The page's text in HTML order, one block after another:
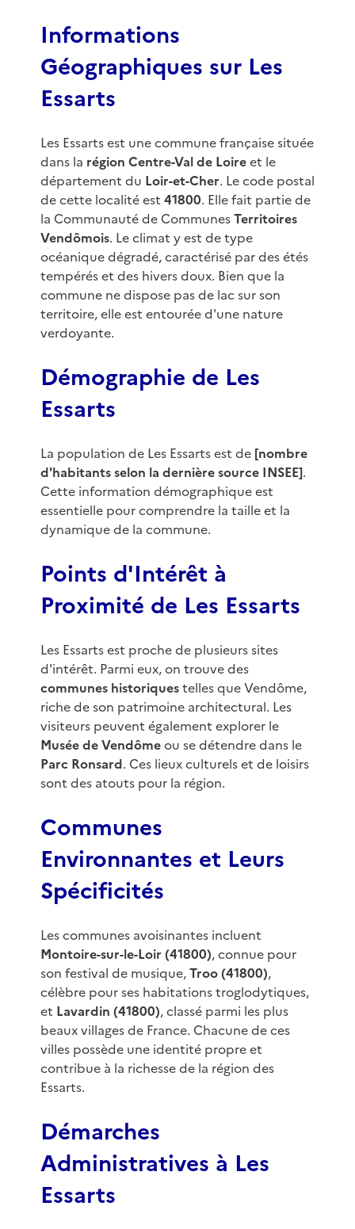
Informations
Géographiques sur Les
Essarts
Les Essarts est une commune française située
dans la région Centre-Val de Loireet le
département du Loir-et-Cher. Le code postal
de cette localité est 41800. Elle fait partie de
la Communauté de CommunesTerritoires
Vendômois. Le climat y est de type
océanique dégradé, caractérisé par des étés
tempérés et des hivers doux. Bien que la
commune ne dispose pas de lac sur son
territoire, elle est entourée d'une nature
verdoyante.
Démographie de Les
Essarts
La population de Les Essarts est de [nombre
d'habitants selon la dernière source INSEE].
Cette information démographique est
essentielle pour comprendre la taille et la
dynamique de la commune.
Points d'Intérêt à
Proximité de Les Essarts
Les Essarts est proche de plusieurs sites
d'intérêt. Parmi eux, on trouve des
communes historiquestelles que Vendôme,
riche de son patrimoine architectural. Les
visiteurs peuvent également explorer le
Musée de Vendômeou se détendre dans le
Parc Ronsard. Ces lieux culturels et de loisirs
sont des atouts pour la région.
Communes
Environnantes et Leurs
Spécificités
Les communes avoisinantes incluent
Montoire-sur-le-Loir (41800), connue pour
son festival de musique,Troo (41800),
célèbre pour ses habitations troglodytiques,
et Lavardin (41800), classé parmi les plus
beaux villages de France. Chacune de ces
villes possède une identité propre et
contribue à la richesse de la région des
Essarts.
Démarches
Administratives à Les
Essarts